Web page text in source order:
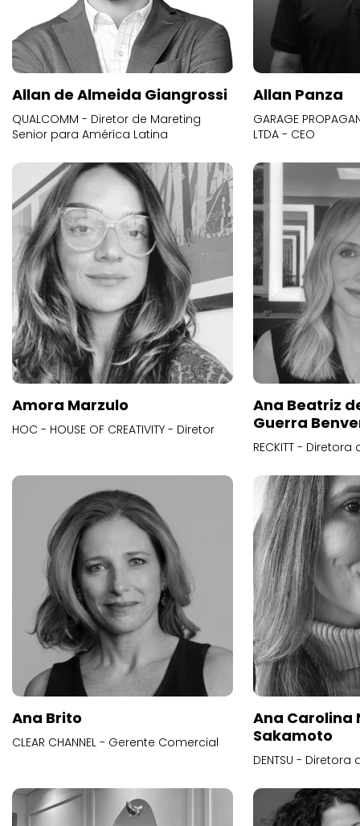
Allan de Almeida Giangrossi
QUALCOMM - Diretor de Mareting
Senior para América Latina
Allan Panza
GARAGE
LTDA - CEO
Amora Marzulo
HOC - HOUSE OF CREATIVITY - Diretor
Ana Beatriz
Guerra
RECKITT -
Ana Brito
CLEAR CHANNEL - Gerente Comercial
Ana Carolina
Sakamoto
DENTSU -